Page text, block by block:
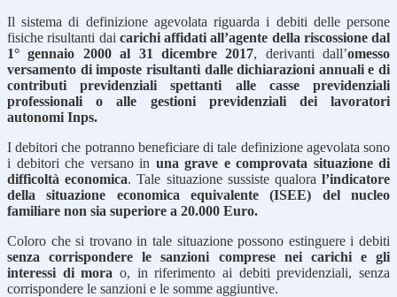
Il sistema di definizione agevolata riguarda i debiti delle persone
fisiche risultanti dai carichi affidati all’agente della riscossione dal
1° gennaio 2000 al 31 dicembre 2017, derivanti dall’omesso
versamento di imposte risultanti dalle dichiarazioni annuali e di
contributi previdenziali spettanti alle casse previdenziali
professionali o alle gestioni previdenziali dei lavoratori
autonomi Inps.
I debitori che potranno beneficiare di tale definizione agevolata sono
i debitori che versano in una grave e comprovata situazione di
difficoltà economica. Tale situazione sussiste qualoral’indicatore
della situazione economica equivalente (ISEE) del nucleo
familiare non sia superiore a 20.000 Euro.
Coloro che si trovano in tale situazione possono estinguere i debiti
senza corrispondere le sanzioni comprese nei carichi e gli
interessi di mora o, in riferimento ai debiti previdenziali, senza
corrispondere le sanzioni e le somme aggiuntive.